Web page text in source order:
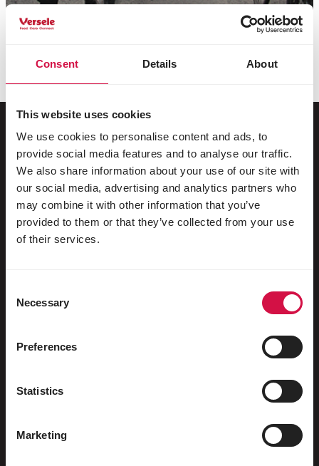
Consent Details About
This website uses cookies
We use cookies to personalise content and ads, to
provide social media features and to analyse our traffic.
We also share information about your use of our site with
our social media, advertising and analytics partners who
may combine it with other information that you’ve
provided to them or that they’ve collected from your use
of their services.
Selection
Necessary
Preferences
Statistics
Marketing
Pentru animalul tău
Păsări de colivie și de volieră
Păsări sălbatice
Porumbei de curse
Iepuri
Pești